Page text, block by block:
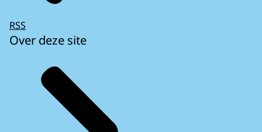
RSS
Over deze site